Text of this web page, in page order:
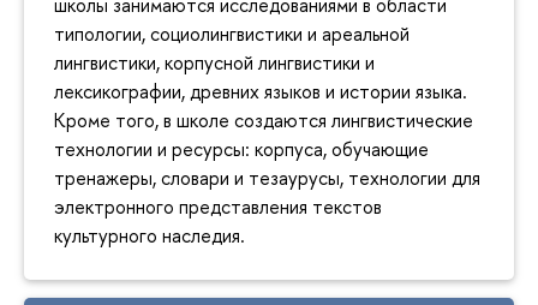
типологии, социолингвистики и ареальной
лингвистики, корпусной лингвистики и
лексикографии, древних языков и истории языка.
Кроме того, в школе создаются лингвистические
технологии и ресурсы: корпуса, обучающие
тренажеры, словари и тезаурусы, технологии для
электронного представления текстов
культурного наследия.